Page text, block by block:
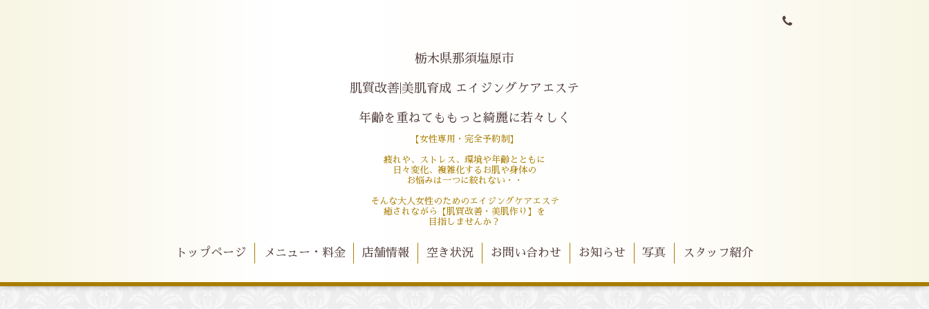
栃木県那須塩原市
肌質改善|美肌育成 エイジングケアエステ
年齢を重ねてももっと綺麗に若々しく
【女性専用・完全予約制】
疲れや、ストレス、環境や年齢とともに
日々変化、複雑化するお肌や身体の
お悩みは一つに絞れない・・
そんな大人女性のためのエイジングケアエステ
癒されながら【肌質改善・美肌作り】を
目指しませんか？
トップページ メニュー・料金 店舗情報 空き状況 お問い合わせ お知らせ 写真 スタッフ紹介